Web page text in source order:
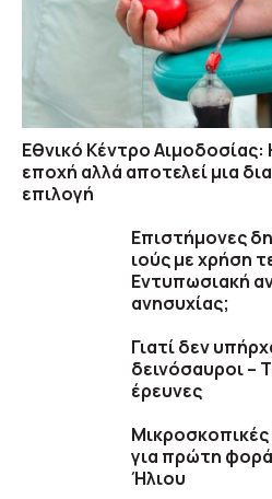
Εθνικό Κέντρο
εποχή αλλά αποτελεί μια
επιλογή
Επιστήμονες
ιούς με χρήση
Εντυπωσιακή
ανησυχίας;
Γιατί δεν
δεινόσαυροι –
έρευνες
για πρώτη
Ήλιου